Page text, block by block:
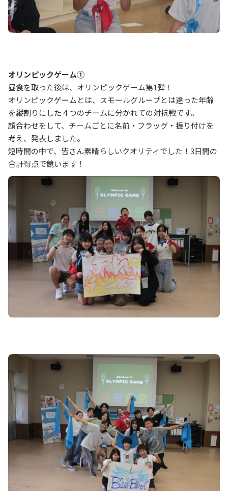
オリンピックゲーム①
昼食を取った後は、オリンピックゲーム第1弾！
オリンピックゲームとは、スモールグループとは違った年齢
を縦割りにした４つのチームに分かれての対抗戦です。
顔合わせをして、チームごとに名前・フラッグ・振り付けを
考え、発表しました。
短時間の中で、皆さん素晴らしいクオリティでした！3日間の
合計得点で競います！